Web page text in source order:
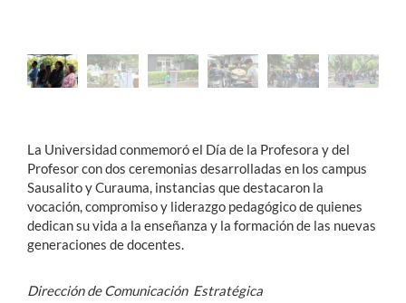
English
La Universidad conmemoró el Día de la Profesora y del
Profesor con dos ceremonias desarrolladas en los campus
Sausalito y Curauma, instancias que destacaron la
vocación, compromiso y liderazgo pedagógico de quienes
dedican su vida a la enseñanza y la formación de las nuevas
generaciones de docentes.
Dirección de Comunicación Estratégica